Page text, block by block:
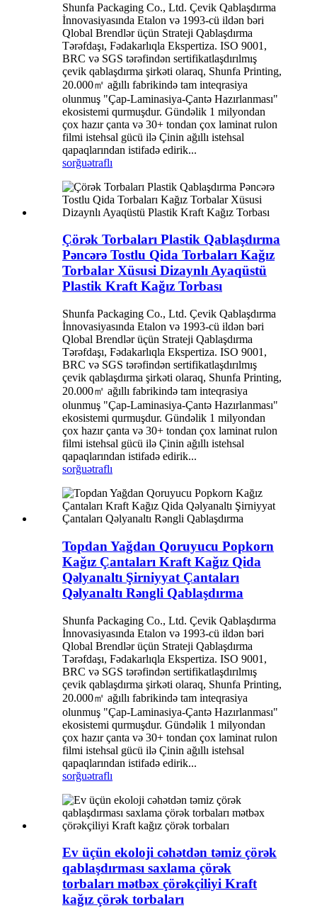
Shunfa Packaging Co., Ltd. Çevik Qablaşdırma
İnnovasiyasında Etalon və 1993-cü ildən bəri
Qlobal Brendlər üçün Strateji Qablaşdırma
Tərəfdaşı, Fədakarlıqla Ekspertiza. ISO 9001,
BRC və SGS tərəfindən sertifikatlaşdırılmış
çevik qablaşdırma şirkəti olaraq, Shunfa Printing,
20.000㎡ ağıllı fabrikində tam inteqrasiya
olunmuş "Çap-Laminasiya-Çantə Hazırlanması"
ekosistemi qurmuşdur. Gündəlik 1 milyondan
çox hazır çanta və 30+ tondan çox laminat rulon
filmi istehsal gücü ilə Çinin ağıllı istehsal
qapaqlarından istifadə edirik...
sorğuətraflı
Çörək Torbaları Plastik Qablaşdırma
Pəncərə Tostlu Qida Torbaları Kağız
Torbalar Xüsusi Dizaynlı Ayaqüstü
Plastik Kraft Kağız Torbası
Shunfa Packaging Co., Ltd. Çevik Qablaşdırma
İnnovasiyasında Etalon və 1993-cü ildən bəri
Qlobal Brendlər üçün Strateji Qablaşdırma
Tərəfdaşı, Fədakarlıqla Ekspertiza. ISO 9001,
BRC və SGS tərəfindən sertifikatlaşdırılmış
çevik qablaşdırma şirkəti olaraq, Shunfa Printing,
20.000㎡ ağıllı fabrikində tam inteqrasiya
olunmuş "Çap-Laminasiya-Çantə Hazırlanması"
ekosistemi qurmuşdur. Gündəlik 1 milyondan
çox hazır çanta və 30+ tondan çox laminat rulon
filmi istehsal gücü ilə Çinin ağıllı istehsal
qapaqlarından istifadə edirik...
sorğuətraflı
Topdan Yağdan Qoruyucu Popkorn
Kağız Çantaları Kraft Kağız Qida
Qəlyanaltı Şirniyyat Çantaları
Qəlyanaltı Rəngli Qablaşdırma
Shunfa Packaging Co., Ltd. Çevik Qablaşdırma
İnnovasiyasında Etalon və 1993-cü ildən bəri
Qlobal Brendlər üçün Strateji Qablaşdırma
Tərəfdaşı, Fədakarlıqla Ekspertiza. ISO 9001,
BRC və SGS tərəfindən sertifikatlaşdırılmış
çevik qablaşdırma şirkəti olaraq, Shunfa Printing,
20.000㎡ ağıllı fabrikində tam inteqrasiya
olunmuş "Çap-Laminasiya-Çantə Hazırlanması"
ekosistemi qurmuşdur. Gündəlik 1 milyondan
çox hazır çanta və 30+ tondan çox laminat rulon
filmi istehsal gücü ilə Çinin ağıllı istehsal
qapaqlarından istifadə edirik...
sorğuətraflı
Ev üçün ekoloji cəhətdən təmiz çörək
qablaşdırması saxlama çörək
torbaları mətbəx çörəkçiliyi Kraft
kağız çörək torbaları